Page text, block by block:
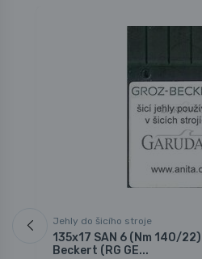
Jehly do šicího stroje
135x17 SAN 6 (Nm 140/
Beckert (RG GE...